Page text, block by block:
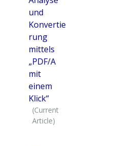
und
Konvertie
rung
mittels
„PDF/A
mit
einem
Klick“